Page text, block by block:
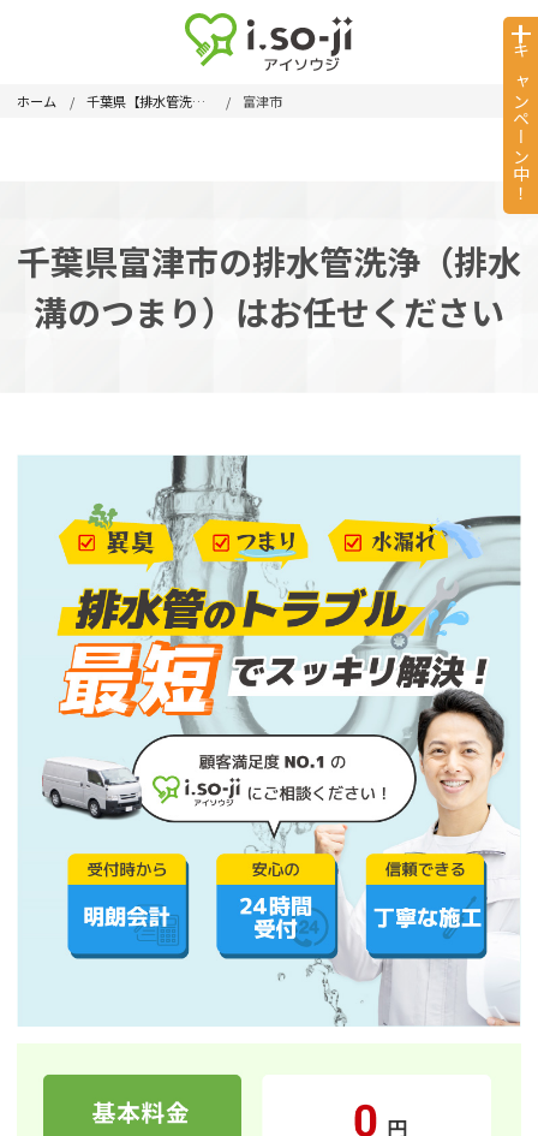
ホーム 千葉県【排水管洗浄】 富津市
千葉県富津市の排水管洗浄（排水
溝のつまり）はお任せください
キャンペーン中！